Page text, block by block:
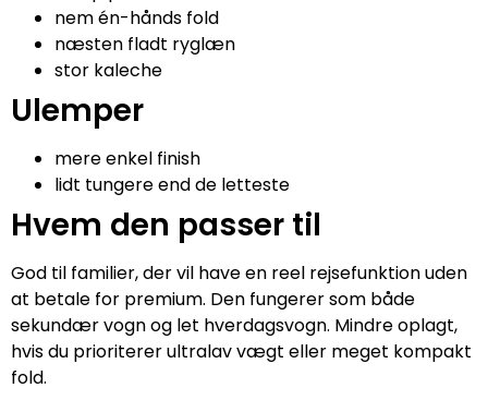
nem én-hånds fold
næsten fladt ryglæn
stor kaleche
Ulemper
mere enkel finish
lidt tungere end de letteste
Hvem den passer til
God til familier, der vil have en reel rejsefunktion uden
at betale for premium. Den fungerer som både
sekundær vogn og let hverdagsvogn. Mindre oplagt,
hvis du prioriterer ultralav vægt eller meget kompakt
fold.